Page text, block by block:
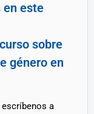
en este
sobre
género en
a